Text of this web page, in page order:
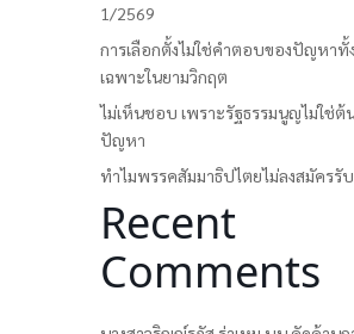
1/2569
การเลือกตั้งไม่ใช่คำตอบของปัญหาทั้
เฉพาะในยามวิกฤต
ไม่เห็นชอบ เพราะรัฐธรรมนูญไม่ใช่ต้
ปัญหา
ทำไมพรรคสัมมาธิปไตยไม่ลงสมัครรั
Recent
Comments